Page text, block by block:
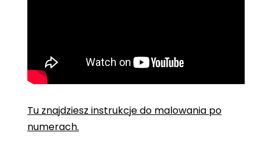
Tu znajdziesz instrukcje do malowania po
numerach.